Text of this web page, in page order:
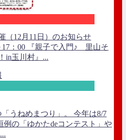
（12月11日）のお知らせ
：00 『親子で入門♪ 里山そ
in玉川村』...
うねめまつり」。 今年は8/7
例の「ゆかたdeコンテスト」や